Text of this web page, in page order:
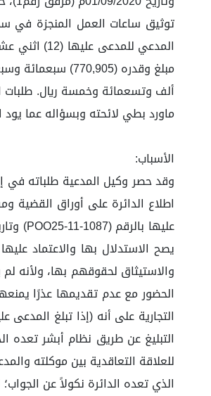
ماورد بطي لائحته وبسؤاله عما
الأسباب:
اطلاع الدائرة على أوراق القضية
يصح الاستدلال بها والاعتماد
والاستيثاق لحقوقهم بها، ولأنه
التجارية على أنه (إذا تبلغ
التبليغ عن طريق نظام أبشر تعده
للعلاقة التعاقدية بين موكلته
الذي تعده الدائرة نكولاً عن